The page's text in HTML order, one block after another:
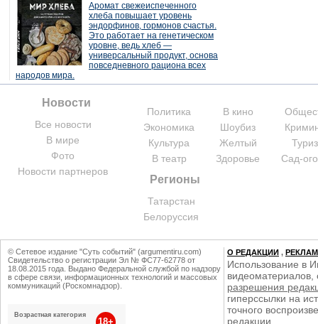
Аромат свежеиспеченного
хлеба повышает уровень
эндорфинов, гормонов счастья.
Это работает на генетическом
уровне, ведь хлеб —
универсальный продукт, основа
повседневного рациона всех
народов мира.
Новости
Все новости
В мире
Фото
Новости партнеров
Политика
Экономика
Культура
В театр
В кино
Шоубиз
Желтый
Здоровье
Сад-
Регионы
Татарстан
Белоруссия
© Сетевое издание "Суть событий" (argumentiru.com)
Свидетельство о регистрации Эл № ФС77-62778 от
18.08.2015 года. Выдано Федеральной службой по надзору
в сфере связи, информационных технологий и массовых
коммуникаций (Роскомнадзор).
Возрастная категория
18+
О РЕДАКЦИИ ,
Использование в
видеоматериалов,
разрешения
гиперссылки на
точного
редакции